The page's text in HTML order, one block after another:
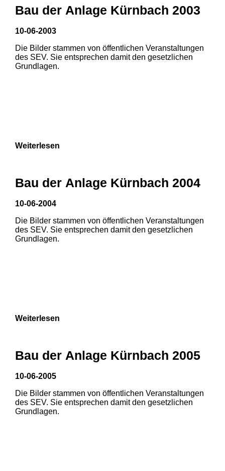
1 2 3
3 4 5
9
Bau der Anlage Kürnbach 2003
10-06-2003
Die Bilder stammen von öffentlichen Veranstaltungen
des SEV. Sie entsprechen damit den gesetzlichen
Grundlagen.
3
Weiterlesen
Bau der Anlage Kürnbach 2004
10-06-2004
Die Bilder stammen von öffentlichen Veranstaltungen
des SEV. Sie entsprechen damit den gesetzlichen
Grundlagen.
Weiterlesen
Bau der Anlage Kürnbach 2005
10-06-2005
Die Bilder stammen von öffentlichen Veranstaltungen
des SEV. Sie entsprechen damit den gesetzlichen
Grundlagen.